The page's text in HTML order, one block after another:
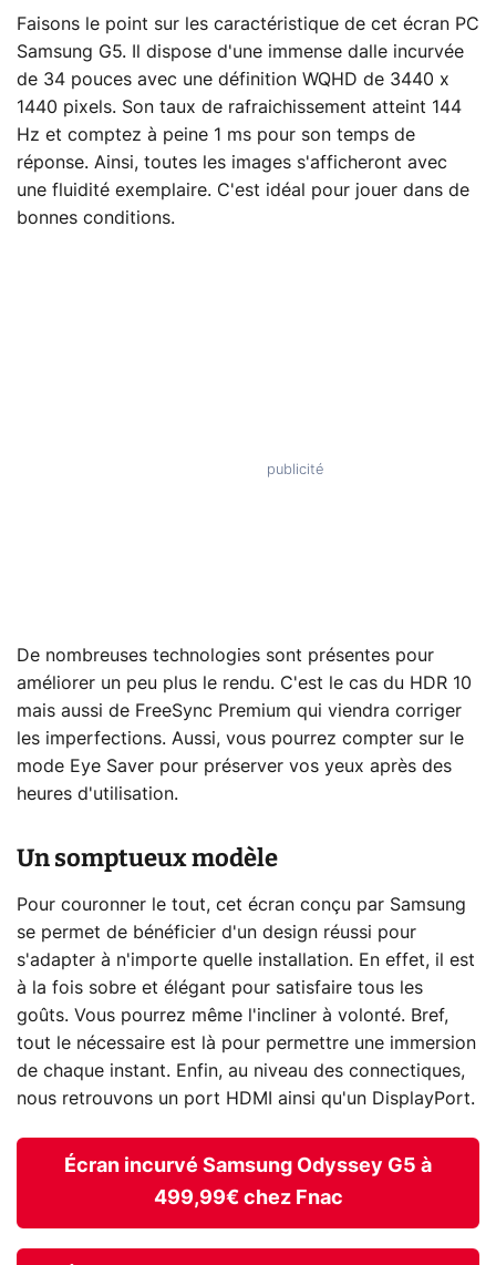
Faisons le point sur les caractéristique de cet écran PC
Samsung G5. Il dispose d'une immense dalle incurvée
de 34 pouces avec une définition WQHD de 3440 x
1440 pixels. Son taux de rafraichissement atteint 144
Hz et comptez à peine 1 ms pour son temps de
réponse. Ainsi, toutes les images s'afficheront avec
une fluidité exemplaire. C'est idéal pour jouer dans de
bonnes conditions.
De nombreuses technologies sont présentes pour
améliorer un peu plus le rendu. C'est le cas du HDR 10
mais aussi de FreeSync Premium qui viendra corriger
les imperfections. Aussi, vous pourrez compter sur le
mode Eye Saver pour préserver vos yeux après des
heures d'utilisation.
Un somptueux modèle
Pour couronner le tout, cet écran conçu par Samsung
se permet de bénéficier d'un design réussi pour
s'adapter à n'importe quelle installation. En effet, il est
à la fois sobre et élégant pour satisfaire tous les
goûts. Vous pourrez même l'incliner à volonté. Bref,
tout le nécessaire est là pour permettre une immersion
de chaque instant. Enfin, au niveau des connectiques,
nous retrouvons un port HDMI ainsi qu'un DisplayPort.
Écran incurvé Samsung Odyssey G5 à
499,99€ chez Fnac